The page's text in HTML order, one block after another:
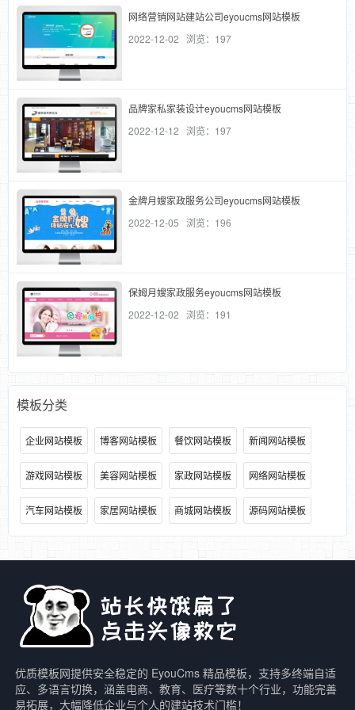
网络营销网站建站公司eyoucms网站模板
2022-12-02 浏览：197
品牌家私家装设计eyoucms网站模板
2022-12-12 浏览：197
金牌月嫂家政服务公司eyoucms网站模板
2022-12-05 浏览：196
保姆月嫂家政服务eyoucms网站模板
2022-12-02 浏览：191
模板分类
企业网站模板 博客网站模板 餐饮网站模板 新闻网站模板
游戏网站模板 美容网站模板 家政网站模板 网络网站模板
汽车网站模板 家居网站模板 商城网站模板 源码网站模板
优质模板网提供安全稳定的 EyouCms 精品模板，支持多终端自适
应、多语言切换，涵盖电商、教育、医疗等数十个行业，功能完善
易拓展，大幅降低企业与个人的建站技术门槛！